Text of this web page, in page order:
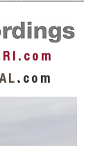
R I . c o m
L . c o m